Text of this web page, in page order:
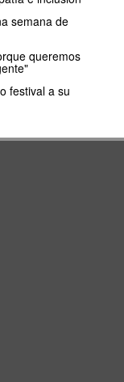
semana de
queremos
festival a su